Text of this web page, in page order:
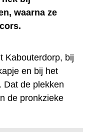
waarna ze
Kabouterdorp, bij
en bij het
Dat de plekken
de pronkzieke